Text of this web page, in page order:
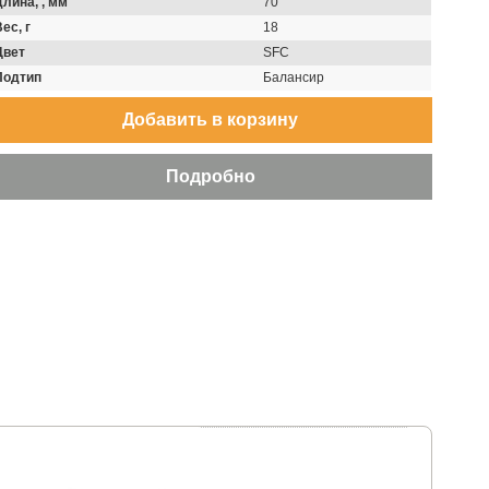
г
18
SFC
Балансир